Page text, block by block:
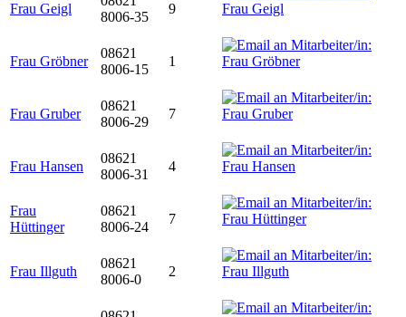
Frau Geigl
8006-35
9
Frau Gröbner
08621
8006-15
1
Frau Gruber
08621
8006-29
7
Frau Hansen
08621
8006-31
4
Frau
Hüttinger
08621
8006-24
7
Frau Illguth
08621
8006-0
2